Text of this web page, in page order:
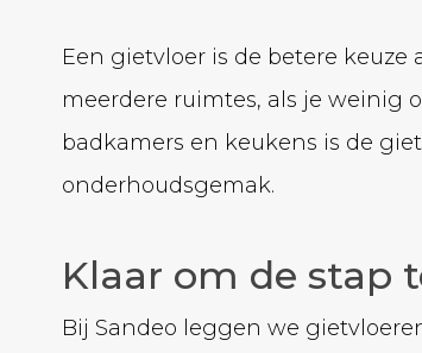
Een gietvloer is de betere
meerdere ruimtes, als je weinig
badkamers en keukens is de
onderhoudsgemak.
Klaar om de stap
Bij Sandeo leggen we